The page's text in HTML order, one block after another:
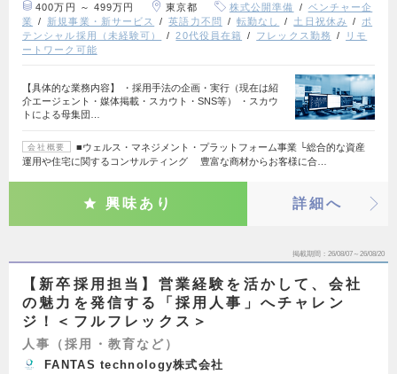
400万円 ～ 499万円 東京都 株式公開準備
ベンチャー企
業
新規事業・新サービス 英語力不問 転勤なし 土日祝休み
ポ
テンシャル採用（未経験可）
20代役員在籍 フレックス勤務
リモ
ートワーク可能
【具体的な業務内容】 ・採用手法の企画・実行（現在は紹
介エージェント・媒体掲載・スカウト・SNS等） ・スカウ
トによる母集団…
会社概要
■ウェルス・マネジメント・プラットフォーム事業 └総合的な資産
運用や住宅に関するコンサルティング 豊富な商材からお客様に合…
興味あり 詳細へ
掲載期間 26/08/07～26/08/20
【新卒採用担当】営業経験を活かして、会社
の魅力を発信する「採用人事」へチャレン
ジ！＜フルフレックス＞
人事（採用・教育など）
FANTAS technology株式会社